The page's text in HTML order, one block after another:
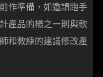
作準備，如邀請跑手
產品的楊之一則與軟
和教練的建議修改產